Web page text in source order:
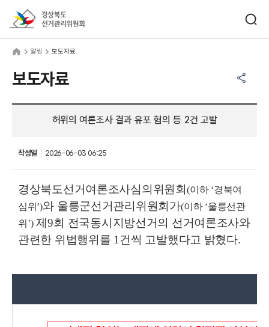
알림 보도자료
보도자료
허위의 여론조사 결과 유포 혐의 등 2건 고발
작성일 2026-06-03 06:25
경상북도선거여론조사심의위원회 (이하 ‘경북여
심위 ’)와 울릉군선거관리위원회가(이하 ‘울릉선관
위 ’) 제9회 전국동시지방선거의 선거여론조사와
관련한 위법행위를 1 건씩 고발했다고 밝혔다.